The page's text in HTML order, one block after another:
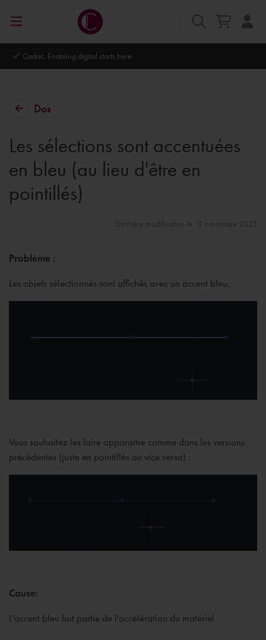
Cadac. Enabling digital starts here.
Dos
Les sélections sont accentuées
en bleu (au lieu d'être en
pointillés)
Dernière modification le : 2 novembre 2023
Problème :
Les objets sélectionnés sont affichés avec un accent bleu.
Vous souhaitez les faire apparaître comme dans les versions
précédentes (juste en pointillés ou vice versa) :
Cause:
L'accent bleu fait partie de l'accélération du matériel